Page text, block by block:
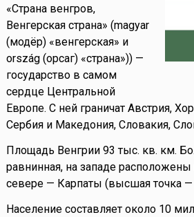
«Страна венгров,
Венгерская страна» (magyar
(модёр) «венгерская» и
ország (орсаг) «страна»)) —
государство в самом
сердце Центральной
Европе. С ней граничат Австрия,
Сербия и Македония, Словакия,
Площадь Венгрии 93 тыс. кв. км.
равнинная, на западе
севере — Карпаты (высшая точка
Население составляет около 10